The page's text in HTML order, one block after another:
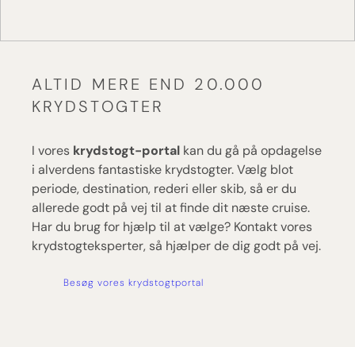
ALTID MERE END 20.000
KRYDSTOGTER
I vores krydstogt-portal kan du gå på opdagelse
i alverdens fantastiske krydstogter. Vælg blot
periode, destination, rederi eller skib, så er du
allerede godt på vej til at finde dit næste cruise.
Har du brug for hjælp til at vælge? Kontakt vores
krydstogteksperter, så hjælper de dig godt på vej.
Besøg vores krydstogtportal